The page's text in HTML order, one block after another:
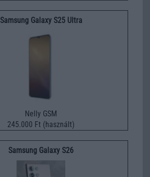
Samsung Galaxy S25 Ultra
Nelly GSM
245.000 Ft (használt)
Samsung Galaxy S26